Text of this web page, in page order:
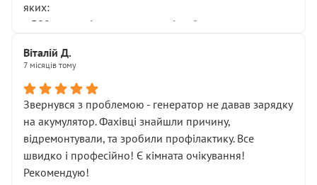
яких:
• 300 грн — діагностика гальмівної системи
НЕ погоджував
послуга. Тим більше, я був поруч і жодної реальної
діагностики ходової не проводилось. Після
зауваження гроші за цю “послугу” повернули, що
лише підтвердило мою правоту.
Але головне — я виїжджаю з боксу, і скрип у гальмах
залишився таким самим, як і був. Тобто оплачена
Віталій Д.
7 місяців тому
Звернувся з проблемою - генератор не давав зарядку
на акумулятор. Фахівці знайшли причину,
відремонтували, та зробили профілактику. Все
швидко і професійно! Є кімната очікування!
Рекомендую!